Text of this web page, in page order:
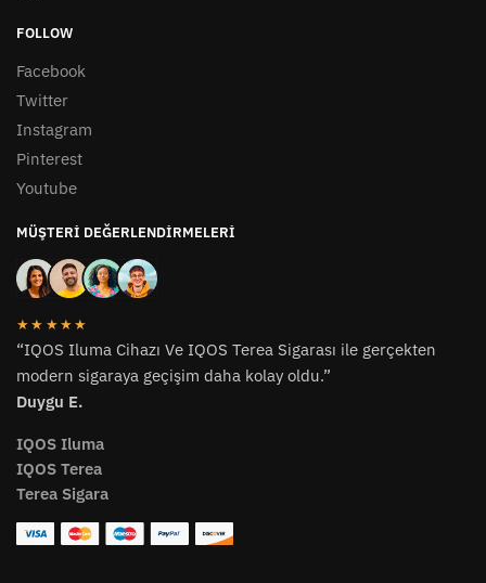
FOLLOW
Facebook
Twitter
Instagram
Pinterest
Youtube
MÜŞTERI DEĞERLENDIRMELERI
★★★★★
“IQOS Iluma Cihazı Ve IQOS Terea Sigarası ile gerçekten
modern sigaraya geçişim daha kolay oldu.”
Duygu E.
IQOS Iluma
IQOS Terea
Terea Sigara